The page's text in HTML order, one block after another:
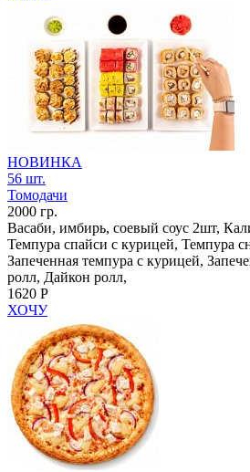
НОВИНКА
56 шт.
Томодачи
2000 гр.
Васаби, имбирь, соевый соус 2шт,
Темпура спайси с курицей, Темпура
Запеченная темпура с курицей,
ролл, Дайкон ролл,
1620 Р
ХОЧУ